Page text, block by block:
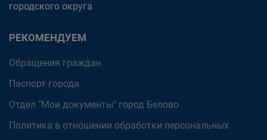
городского округа
РЕКОМЕНДУЕМ
Обращения граждан
Паспорт города
Отдел "Мои документы" город Белово
Политика в отношении обработки персональных